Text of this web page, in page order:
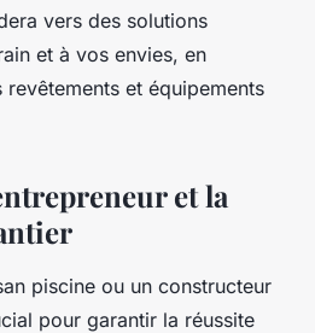
vers des solutions
et à vos envies, en
et équipements
et la
piscine ou un constructeur
pour garantir la réussite